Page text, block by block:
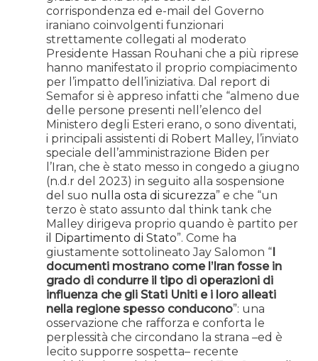
corrispondenza ed e-mail del Governo
iraniano coinvolgenti funzionari
strettamente collegati al moderato
Presidente Hassan Rouhani che a più riprese
hanno manifestato il proprio compiacimento
per l’impatto dell’iniziativa. Dal report di
Semafor si è appreso infatti che “almeno due
delle persone presenti nell’elenco del
Ministero degli Esteri erano, o sono diventati,
i principali assistenti di Robert Malley, l’inviato
speciale dell’amministrazione Biden per
l’Iran, che è stato messo in congedo a giugno
(n.d.r del 2023) in seguito alla sospensione
del suo nulla osta di sicurezza” e che “un
terzo è stato assunto dal think tank che
Malley dirigeva proprio quando è partito per
il Dipartimento di Stato”. Come ha
giustamente sottolineato Jay Salomon “I
documenti mostrano come l’Iran fosse in
grado di condurre il tipo di operazioni di
influenza che gli Stati Uniti e i loro alleati
nella regione spesso conducono”: una
osservazione che rafforza e conforta le
perplessità che circondano la strana –ed è
lecito supporre sospetta– recente